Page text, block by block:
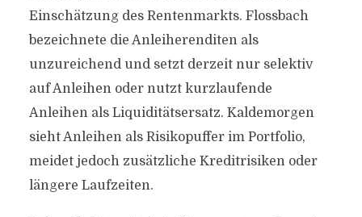
Einschätzung des Rentenmarkts. Flossbach
bezeichnete die Anleiherenditen als
unzureichend und setzt derzeit nur selektiv
auf Anleihen oder nutzt kurzlaufende
Anleihen als Liquiditätsersatz. Kaldemorgen
sieht Anleihen als Risikopuffer im Portfolio,
meidet jedoch zusätzliche Kreditrisiken oder
längere Laufzeiten.